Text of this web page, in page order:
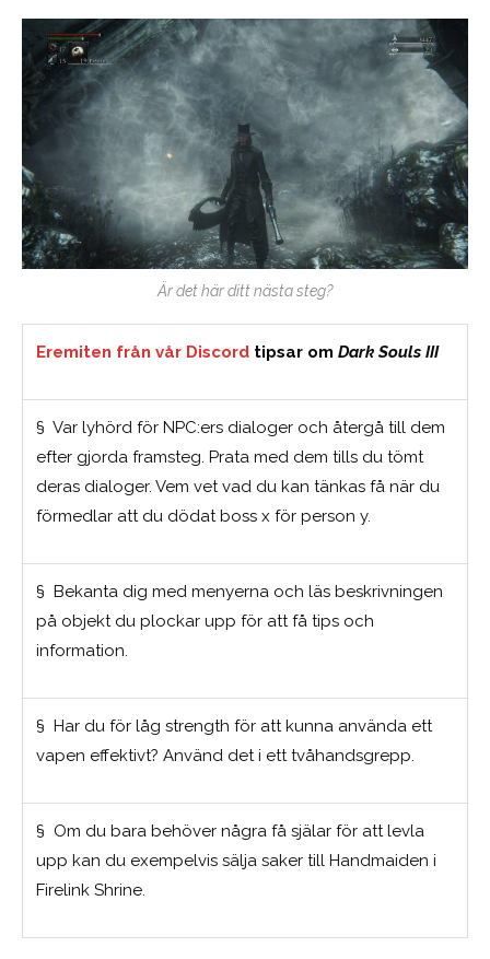
Är det här ditt nästa steg?
Eremiten från vår Discord tipsar om Dark Souls III
§ Var lyhörd för NPC:ers dialoger och återgå till dem
efter gjorda framsteg. Prata med dem tills du tömt
deras dialoger. Vem vet vad du kan tänkas få när du
förmedlar att du dödat boss x för person y.
§ Bekanta dig med menyerna och läs beskrivningen
på objekt du plockar upp för att få tips och
information.
§ Har du för låg strength för att kunna använda ett
vapen effektivt? Använd det i ett tvåhandsgrepp.
§ Om du bara behöver några få själar för att levla
upp kan du exempelvis sälja saker till Handmaiden i
Firelink Shrine.